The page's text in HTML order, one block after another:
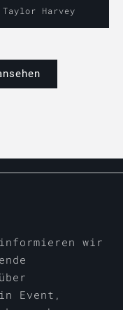
Harvey
wir
Event,